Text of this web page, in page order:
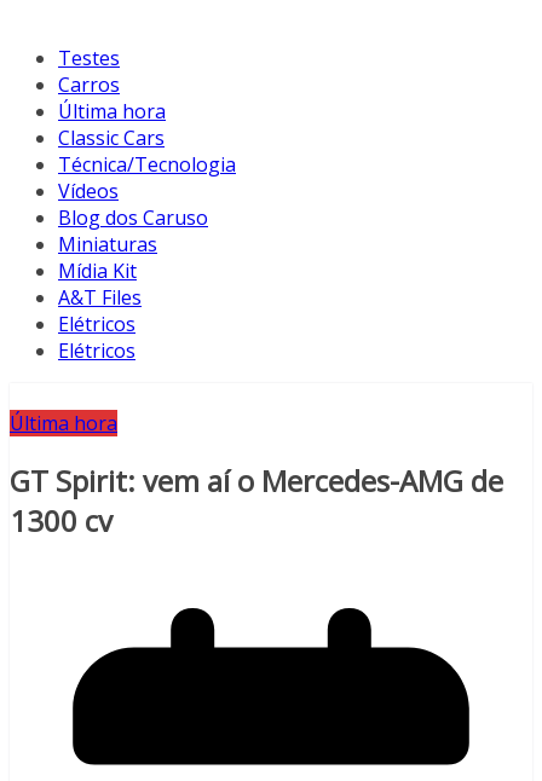
Testes
Carros
Última hora
Classic Cars
Técnica/Tecnologia
Vídeos
Blog dos Caruso
Miniaturas
Mídia Kit
A&T Files
Elétricos
Elétricos
Última hora
GT Spirit: vem aí o Mercedes-AMG de
1300 cv